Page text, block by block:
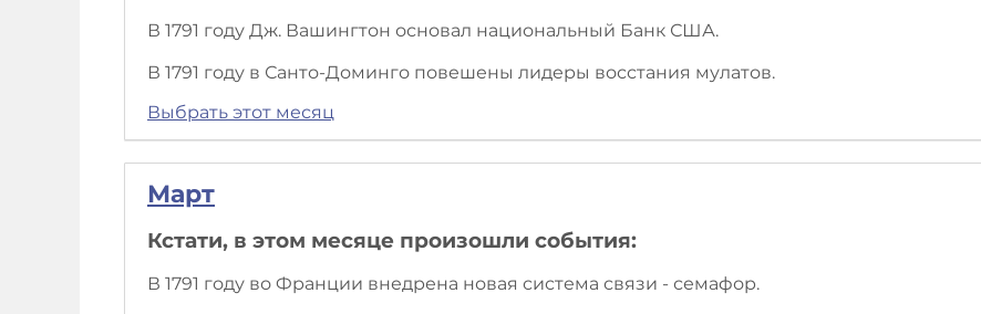
В 1791 году Дж. Вашингтон основал национальный Банк США.
В 1791 году в Санто-Доминго повешены лидеры восстания мулатов.
Выбрать этот месяц
Март
Кстати, в этом месяце произошли события:
В 1791 году во Франции внедрена новая система связи - семафор.